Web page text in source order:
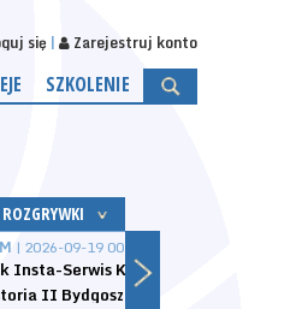
się Zarejestruj konto
SZKOLENIE
| 2026-09-19 00:00
Insta-Serwis Koszalin
II Bydgoszcz